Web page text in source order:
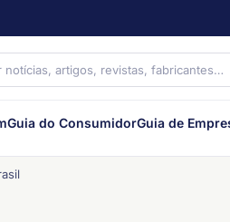
Guia do ConsumidorGuia de